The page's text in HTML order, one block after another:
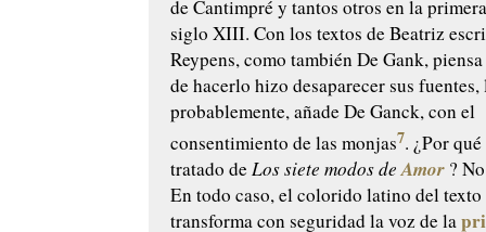
de Cantimpré y tantos otros en la
siglo XIII. Con los textos de Beatriz
Reypens, como también De Gank,
de hacerlo hizo desaparecer sus
probablemente, añade De Ganck, con el
consentimiento de las monjas7. ¿Por
tratado deLos siete modos deAmor ?
En todo caso, el colorido latino del
transforma con seguridad la voz de la